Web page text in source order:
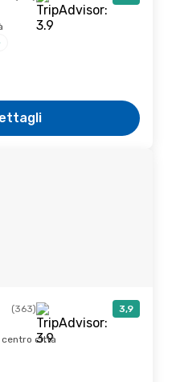
(363) 3,9
centro città